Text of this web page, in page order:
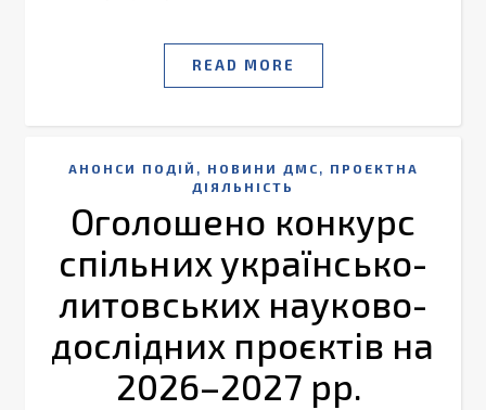
READ MORE
АНОНСИ ПОДІЙ , НОВИНИ ДМС , ПРОЕКТНА
ДІЯЛЬНІСТЬ
Оголошено конкурс
спільних українсько-
литовських науково-
дослідних проєктів на
2026–2027 рр.